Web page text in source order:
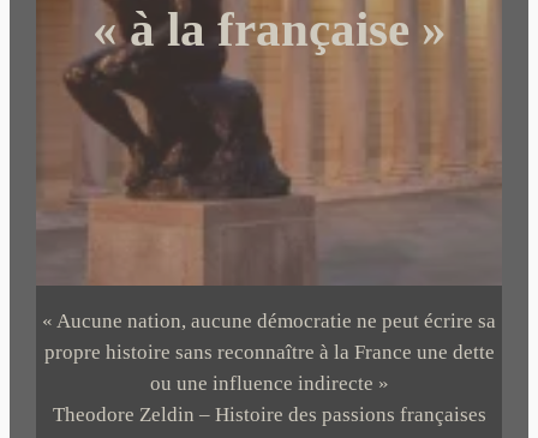
« à la française »
« Aucune nation, aucune démocratie ne peut écrire sa
propre histoire sans reconnaître à la France une dette
ou une influence indirecte »
Theodore Zeldin – Histoire des passions françaises